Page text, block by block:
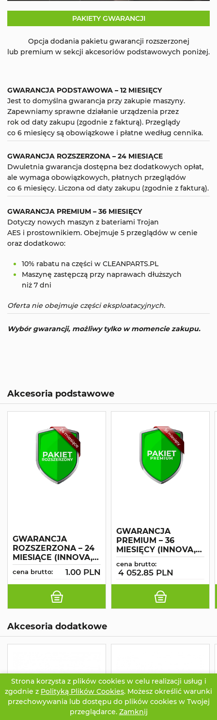
Strona korzysta z plików cookies w celu realizacji usług i
zgodnie z Polityką Plików Cookies. Możesz określić warunki
przechowywania lub dostępu do plików cookies w Twojej
przeglądarce. Zamknij
PAKIETY GWARANCJI
Opcja dodania pakietu gwarancji rozszerzonej
lub premium w sekcji akcesoriów podstawowych poniżej.
GWARANCJA PODSTAWOWA – 12 MIESIĘCY
Jest to domyślna gwarancja przy zakupie maszyny.
Zapewniamy sprawne działanie urządzenia przez
rok od daty zakupu (zgodnie z fakturą). Przeglądy
co 6 miesięcy są obowiązkowe i płatne według cennika.
GWARANCJA ROZSZERZONA – 24 MIESIĄCE
Dwuletnia gwarancja dostępna bez dodatkowych opłat,
ale wymaga obowiązkowych, płatnych przeglądów
co 6 miesięcy. Liczona od daty zakupu (zgodnie z fakturą).
GWARANCJA PREMIUM – 36 MIESIĘCY
Dotyczy nowych maszyn z bateriami Trojan
AES i prostownikiem. Obejmuje 5 przeglądów w cenie
oraz dodatkowo:
10% rabatu na części w CLEANPARTS.PL
Maszynę zastępczą przy naprawach dłuższych
niż 7 dni
Oferta nie obejmuje części eksploatacyjnych.
Wybór gwarancji, możliwy tylko w momencie zakupu.
Akcesoria podstawowe
GWARANCJA
ROZSZERZONA – 24
MIESIĄCE (INNOVA,
OPTIMA)
cena brutto: 1.00 PLN
GWARANCJA
PREMIUM – 36
MIESIĘCY (INNOVA,
OPTIMA, CS 700, CS
800)
cena brutto:
4 052.85 PLN
Akcesoria dodatkowe
TWOJE KONTO